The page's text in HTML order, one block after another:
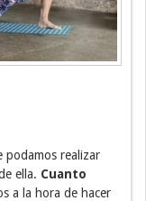
podamos realizar
ella. Cuanto
a la hora de hacer